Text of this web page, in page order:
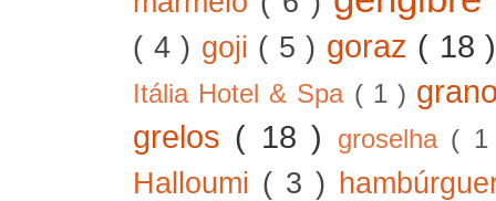
( 4 ) goji ( 5 ) goraz ( 18
Itália Hotel & Spa ( 1 )
grelos ( 18 ) groselha (
Halloumi ( 3 )